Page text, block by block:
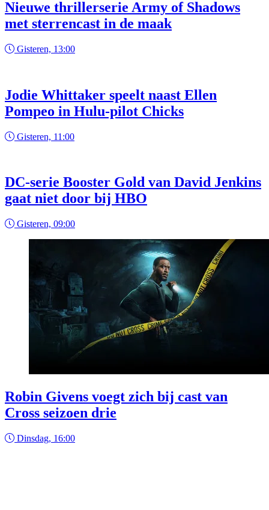
Nieuwe thrillerserie Army of Shadows
met sterrencast in de maak
Gisteren, 13:00
Jodie Whittaker speelt naast Ellen
Pompeo in Hulu-pilot Chicks
Gisteren, 11:00
DC-serie Booster Gold van David Jenkins
gaat niet door bij HBO
Gisteren, 09:00
Robin Givens voegt zich bij cast van
Cross seizoen drie
Dinsdag, 16:00